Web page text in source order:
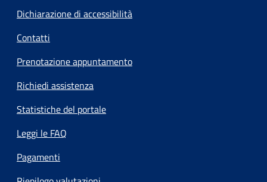
Dichiarazione di accessibilità
Contatti
Prenotazione appuntamento
Richiedi assistenza
Statistiche del portale
Leggi le FAQ
Pagamenti